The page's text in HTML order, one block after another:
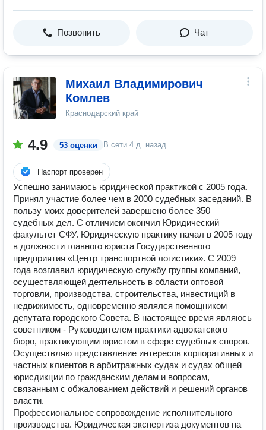
Позвонить Чат
Михаил Владимирович
Комлев
Краснодарский край
4.9 53 оценки В сети 4 д. назад
Паспорт проверен
Успешно занимаюсь юридической практикой с 2005 года.
Принял участие более чем в 2000 судебных заседаний. В
пользу моих доверителей завершено более 350
судебных дел. С отличием окончил Юридический
факультет СФУ. Юридическую практику начал в 2005 году
в должности главного юриста Государственного
предприятия «Центр транспортной логистики». С 2009
года возглавил юридическую службу группы компаний,
осуществляющей деятельность в области оптовой
торговли, производства, строительства, инвестиций в
недвижимость, одновременно являлся помощником
депутата городского Совета. В настоящее время являюсь
советником - Руководителем практики адвокатского
бюро, практикующим юристом в сфере судебных споров.
Осуществляю представление интересов корпоративных и
частных клиентов в арбитражных судах и судах общей
юрисдикции по гражданским делам и вопросам,
связанным с обжалованием действий и решений органов
власти.
Профессиональное сопровождение исполнительного
производства. Юридическая экспертиза документов на